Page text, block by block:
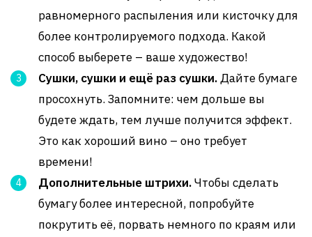
равномерного распыления или кисточку для
более контролируемого подхода. Какой
способ выберете – ваше художество!
Сушки, сушки и ещё раз сушки.Дайте бумаге
просохнуть. Запомните: чем дольше вы
будете ждать, тем лучше получится эффект.
Это как хороший вино – оно требует
времени!
Дополнительные штрихи.Чтобы сделать
бумагу более интересной, попробуйте
покрутить её, порвать немного по краям или